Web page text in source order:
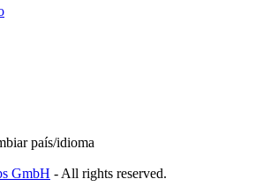
país/idioma
GmbH - All rights reserved.